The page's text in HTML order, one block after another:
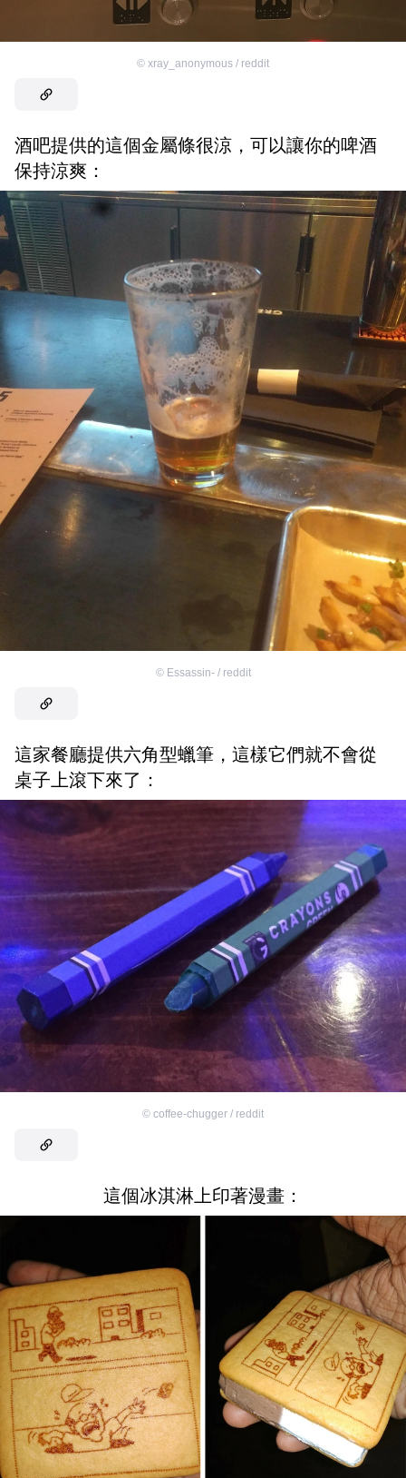
© xray_anonymous / reddit
酒吧提供的這個金屬條很涼，可以讓你的啤酒
保持涼爽：
© Essassin- / reddit
這家餐廳提供六角型蠟筆，這樣它們就不會從
桌子上滾下來了：
© coffee-chugger / reddit
這個冰淇淋上印著漫畫：